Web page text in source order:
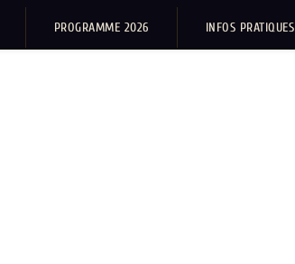
PROGRAMME 2026 INFOS PRATIQUES